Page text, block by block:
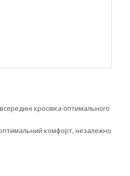
кросівка оптимального
комфорт, незалежно